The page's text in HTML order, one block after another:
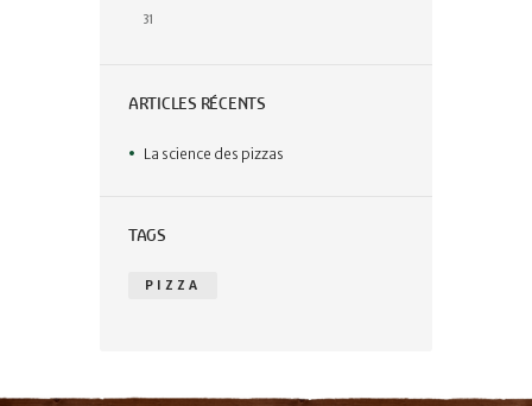
31
ARTICLES RÉCENTS
La science des pizzas
TAGS
PIZZA